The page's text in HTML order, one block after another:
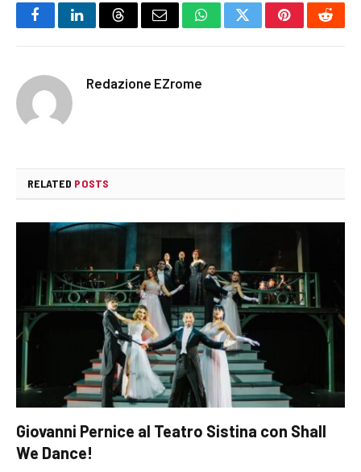
FacebookLinkedInThreadsEmail WhatsAppTwitterPinterest
Redazione EZrome
RELATED POSTS
Giovanni Pernice al Teatro Sistina con Shall
We Dance!